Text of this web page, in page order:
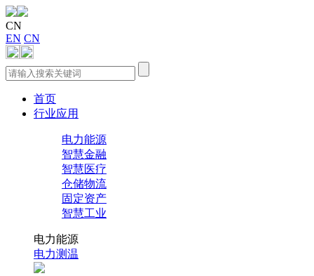
CN
EN CN
首页
行业应用
电力能源
智慧金融
智慧医疗
仓储物流
固定资产
智慧工业
电力能源
电力测温